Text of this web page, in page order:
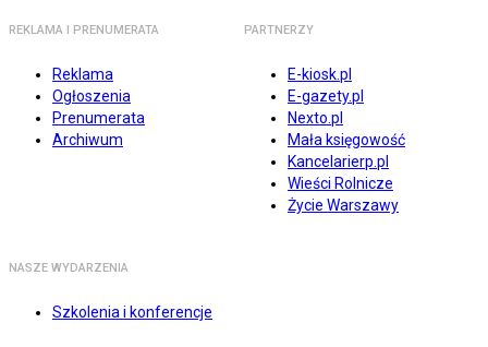
REKLAMA I PRENUMERATA
Reklama
Ogłoszenia
Prenumerata
Archiwum
PARTNERZY
E-kiosk.pl
E-gazety.pl
Nexto.pl
Mała księgowość
Kancelarierp.pl
Wieści Rolnicze
Życie Warszawy
NASZE WYDARZENIA
Szkolenia i konferencje